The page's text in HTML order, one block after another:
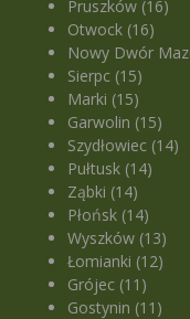
Pruszków (16)
Otwock (16)
Nowy Dwór
Sierpc (15)
Marki (15)
Garwolin (15)
Szydłowiec (14)
Pułtusk (14)
Ząbki (14)
Płońsk (14)
Wyszków (13)
Łomianki (12)
Grójec (11)
Gostynin (11)